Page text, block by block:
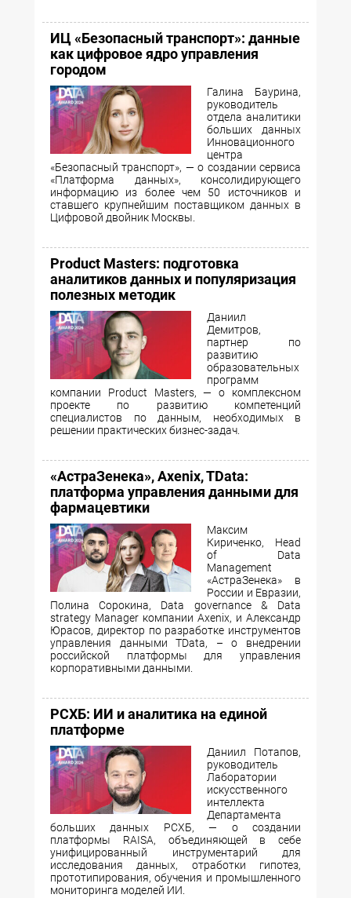
ИЦ «Безопасный транспорт»: данные
как цифровое ядро управления
городом
Галина Баурина,
руководитель
отдела аналитики
больших данных
Инновационного
центра
«Безопасный транспорт», — о создании сервиса
«Платформа данных», консолидирующего
информацию из более чем 50 источников и
ставшего крупнейшим поставщиком данных в
Цифровой двойник Москвы.
Product Masters: подготовка
аналитиков данных и популяризация
полезных методик
Даниил
Демитров,
партнер по
развитию
образовательных
программ
компании Product Masters, — о комплексном
проекте по развитию компетенций
специалистов по данным, необходимых в
решении практических бизнес-задач.
«АстраЗенека», Axenix, TData:
платформа управления данными для
фармацевтики
Максим
Кириченко, Head
of Data
Management
«АстраЗенека» в
России и Евразии,
Полина Сорокина, Data governance & Data
strategy Manager компании Axenix, и Александр
Юрасов, директор по разработке инструментов
управления данными TData, – о внедрении
российской платформы для управления
корпоративными данными.
РСХБ: ИИ и аналитика на единой
платформе
Даниил Потапов,
руководитель
Лаборатории
искусственного
интеллекта
Департамента
больших данных РСХБ, — о создании
платформы RAISA, объединяющей в себе
унифицированный инструментарий для
исследования данных, отработки гипотез,
прототипирования, обучения и промышленного
мониторинга моделей ИИ.